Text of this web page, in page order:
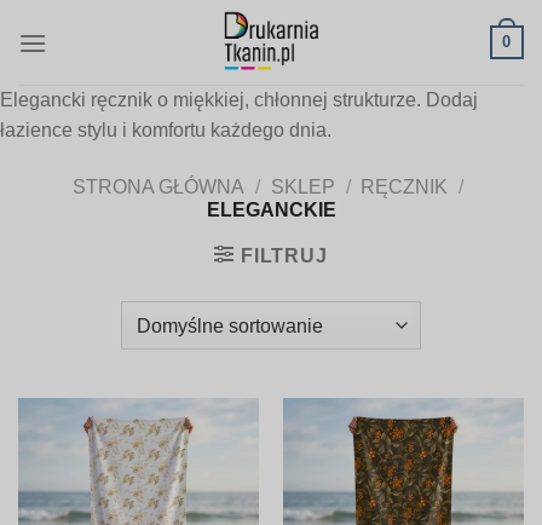
0
Elegancki ręcznik o miękkiej, chłonnej strukturze. Dodaj
łazience stylu i komfortu każdego dnia.
STRONA GŁÓWNA / SKLEP / RĘCZNIK /
ELEGANCKIE
FILTRUJ